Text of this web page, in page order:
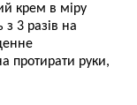
крем в міру
3 разів на
протирати руки,